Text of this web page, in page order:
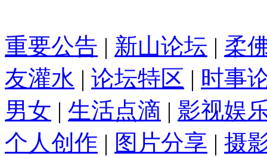
重要公告 | 新山论坛 | 柔
友灌水 | 论坛特区 | 时事
男女 | 生活点滴 | 影视娱
个人创作 | 图片分享 | 摄